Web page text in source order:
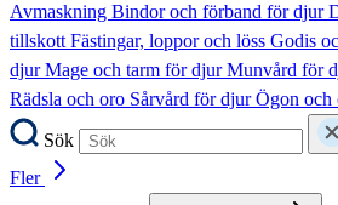
Avmaskning Bindor och förband för djur
tillskottFästingar, loppor och löss Godis
djurMage och tarm för djurMunvård för
Rädsla och oro Sårvård för djurÖgon och
Sök
Fler